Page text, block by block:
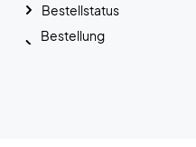
Bestellstatus
Bestellung